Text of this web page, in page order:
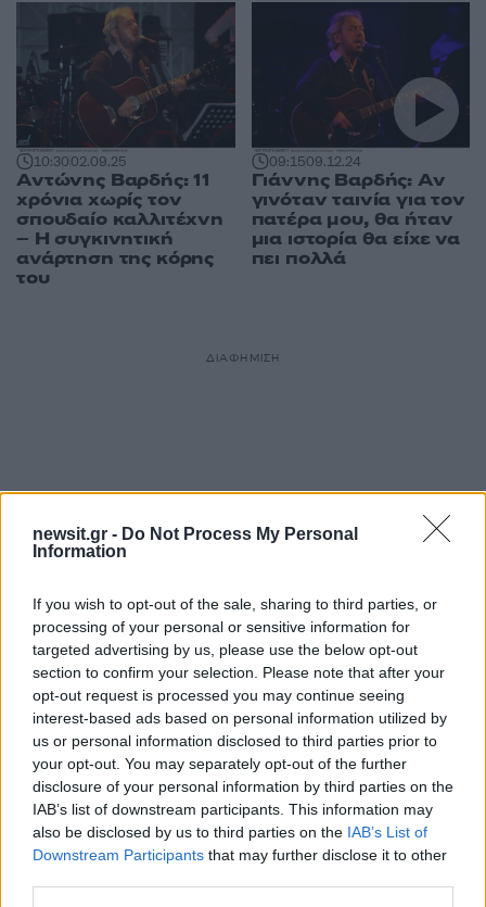
newsit.gr - Do Not Process My Personal
Information
If you wish to opt-out of the sale, sharing to third parties, or
processing of your personal or sensitive information for
targeted advertising by us, please use the below opt-out
section to confirm your selection. Please note that after your
opt-out request is processed you may continue seeing
interest-based ads based on personal information utilized by
us or personal information disclosed to third parties prior to
your opt-out. You may separately opt-out of the further
disclosure of your personal information by third parties on the
IAB’s list of downstream participants. This information may
also be disclosed by us to third parties on the IAB’s List of
Downstream Participants that may further disclose it to other
10:3002.09.25
Αντώνης Βαρδής: 11
χρόνια χωρίς τον
σπουδαίο καλλιτέχνη
– Η συγκινητική
ανάρτηση της κόρης
του
09:1509.12.24
Γιάννης Βαρδής: Αν
γινόταν ταινία για τον
πατέρα μου, θα ήταν
μια ιστορία θα είχε να
πει πολλά
ΔΙΑΦΗΜΙΣΗ